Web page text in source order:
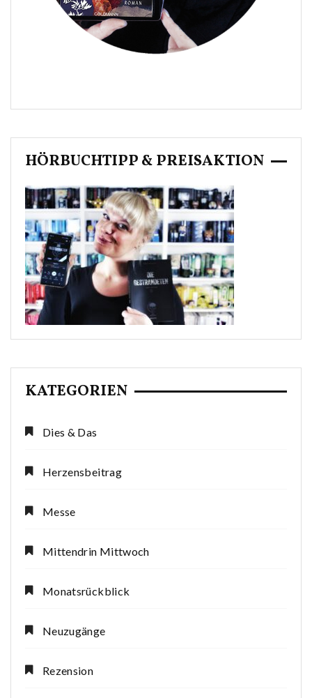
HÖRBUCHTIPP & PREISAKTION
KATEGORIEN
Dies & Das
Herzensbeitrag
Messe
Mittendrin Mittwoch
Monatsrückblick
Neuzugänge
Rezension